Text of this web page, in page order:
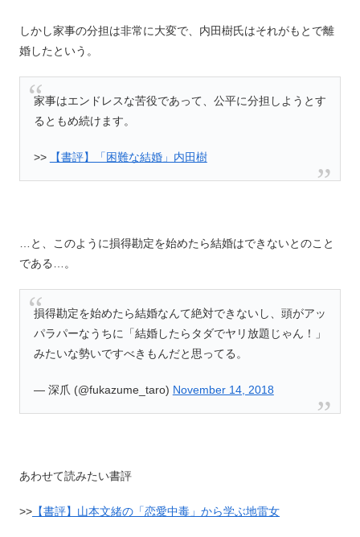
しかし家事の分担は非常に大変で、内田樹氏はそれがもとで離
婚したという。
家事はエンドレスな苦役であって、公平に分担しようとす
るともめ続けます。
>> 【書評】「困難な結婚」内田樹
…と、このように損得勘定を始めたら結婚はできないとのこと
である…。
損得勘定を始めたら結婚なんて絶対できないし、頭がアッ
パラパーなうちに「結婚したらタダでヤリ放題じゃん！」
みたいな勢いですべきもんだと思ってる。
— 深爪 (@fukazume_taro) November 14, 2018
あわせて読みたい書評
>> 【書評】山本文緒の「恋愛中毒」から学ぶ地雷女